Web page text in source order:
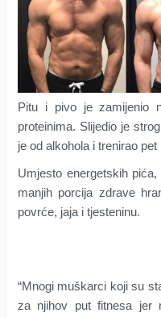
Pitu i pivo je zamijenio
proteinima. Slijedio je
je od alkohola i trenirao
Umjesto energetskih
manjih porcija zdrave
povrće, jaja i tjesteninu.
“Mnogi muškarci koji su
za njihov put fitnesa jer